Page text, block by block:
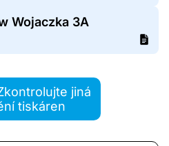
Wojaczka 3A
jiná
tiskáren